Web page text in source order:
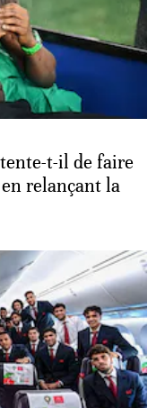
t-il de faire
relançant la